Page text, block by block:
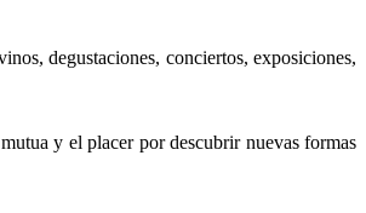
degustaciones, conciertos, exposiciones,
y el placer por descubrir nuevas formas